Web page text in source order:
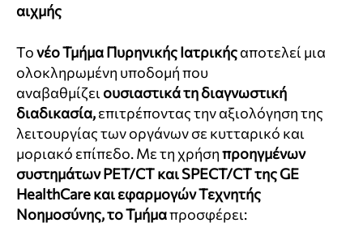
αιχμής
Τονέο Τμήμα Πυρηνικής Ιατρικήςαποτελεί μια
ολοκληρωμένη υποδομή που
αναβαθμίζει ουσιαστικά τη διαγνωστική
διαδικασία,επιτρέποντας την αξιολόγηση της
λειτουργίας των οργάνων σε κυτταρικό και
μοριακό επίπεδο. Με τη χρήσηπροηγμένων
συστημάτων PET/CT και SPECT/CT της GE
HealthCare και εφαρμογών Τεχνητής
Νοημοσύνης, το Τμήμαπροσφέρει: